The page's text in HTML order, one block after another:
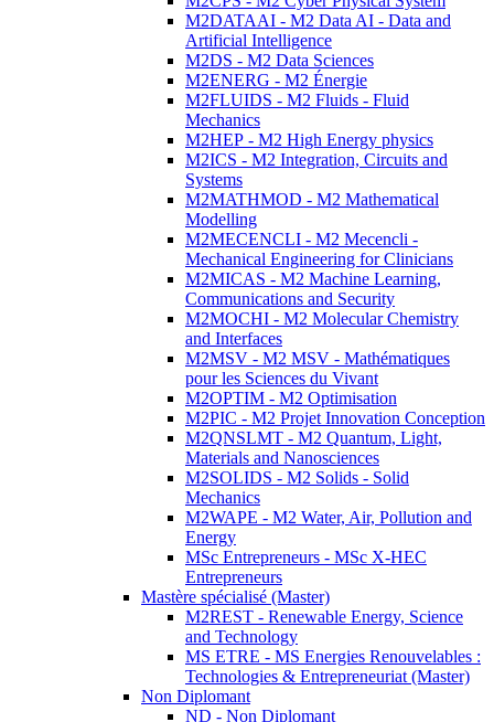
M2DATAAI - M2 Data AI - Data and
Artificial Intelligence
M2DS - M2 Data Sciences
M2ENERG - M2 Énergie
M2FLUIDS - M2 Fluids - Fluid
Mechanics
M2HEP - M2 High Energy physics
M2ICS - M2 Integration, Circuits and
Systems
M2MATHMOD - M2 Mathematical
Modelling
M2MECENCLI - M2 Mecencli -
Mechanical Engineering for Clinicians
M2MICAS - M2 Machine Learning,
Communications and Security
M2MOCHI - M2 Molecular Chemistry
and Interfaces
M2MSV - M2 MSV - Mathématiques
pour les Sciences du Vivant
M2OPTIM - M2 Optimisation
M2PIC - M2 Projet Innovation Conception
M2QNSLMT - M2 Quantum, Light,
Materials and Nanosciences
M2SOLIDS - M2 Solids - Solid
Mechanics
M2WAPE - M2 Water, Air, Pollution and
Energy
MSc Entrepreneurs - MSc X-HEC
Entrepreneurs
Mastère spécialisé (Master)
M2REST - Renewable Energy, Science
and Technology
MS ETRE - MS Energies Renouvelables :
Technologies & Entrepreneuriat (Master)
Non Diplomant
ND - Non Diplomant